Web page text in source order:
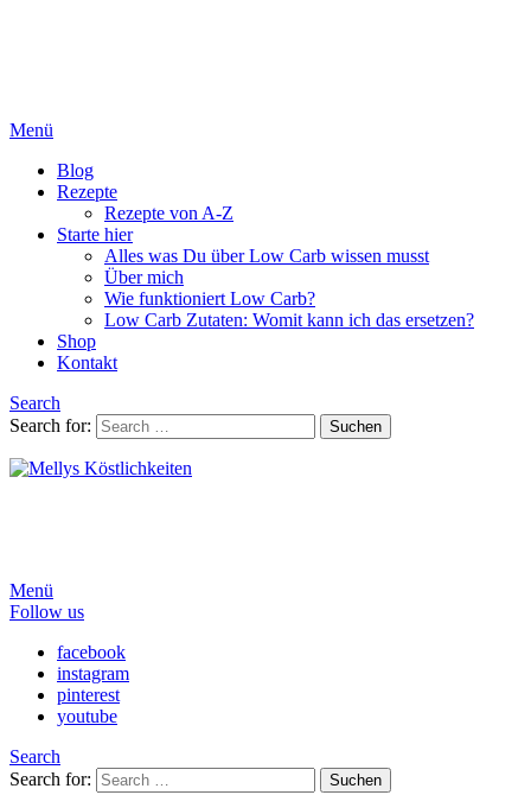
Menü
Blog
Rezepte
Rezepte von A-Z
Starte hier
Alles was Du über Low Carb wissen musst
Über mich
Wie funktioniert Low Carb?
Low Carb Zutaten: Womit kann ich das ersetzen?
Shop
Kontakt
Search
Search for:
Suchen
Menü
Follow us
facebook
instagram
pinterest
youtube
Search
Search for:
Suchen